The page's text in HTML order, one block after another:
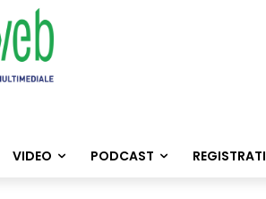
VIDEO PODCAST REGISTRATI